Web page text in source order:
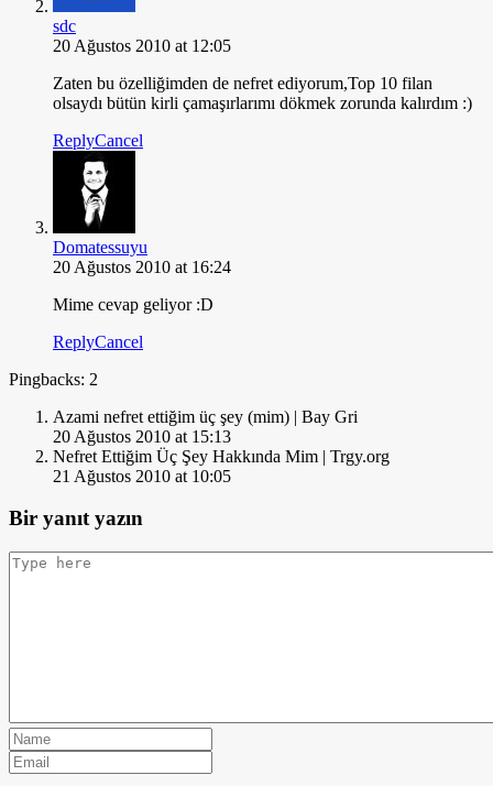
sdc
20 Ağustos 2010 at 12:05
Zaten bu özelliğimden de nefret ediyorum,Top 10 filan
olsaydı bütün kirli çamaşırlarımı dökmek zorunda kalırdım :)
ReplyCancel
Domatessuyu
20 Ağustos 2010 at 16:24
Mime cevap geliyor :D
ReplyCancel
Pingbacks: 2
Azami nefret ettiğim üç şey (mim) | Bay Gri
20 Ağustos 2010 at 15:13
Nefret Ettiğim Üç Şey Hakkında Mim | Trgy.org
21 Ağustos 2010 at 10:05
Bir yanıt yazın